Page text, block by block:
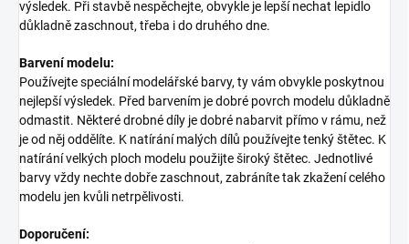
výsledek. Při stavbě nespěchejte, obvykle je lepší nechat lepidlo
důkladně zaschnout, třeba i do druhého dne.
Barvení modelu:
Používejte speciální modelářské barvy, ty vám obvykle poskytnou
nejlepší výsledek. Před barvením je dobré povrch modelu důkladně
odmastit. Některé drobné díly je dobré nabarvit přímo v rámu, než
je od něj oddělíte. K natírání malých dílů používejte tenký štětec. K
natírání velkých ploch modelu použijte široký štětec. Jednotlivé
barvy vždy nechte dobře zaschnout, zabráníte tak zkažení celého
modelu jen kvůli netrpělivosti.
Doporučení: